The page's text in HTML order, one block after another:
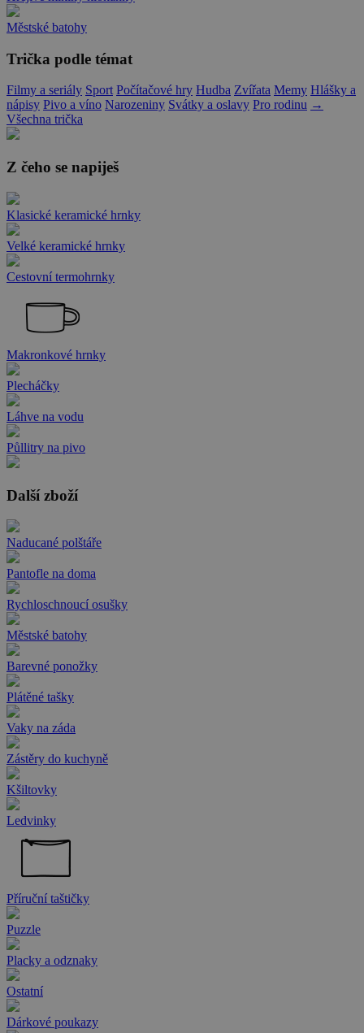
Městské batohy
Trička podle témat
Filmy a seriály Sport Počítačové hry Hudba Zvířata Memy Hlášky a
nápisy Pivo a víno Narozeniny Svátky a oslavy Pro rodinu →
Všechna trička
Z čeho se napiješ
Klasické keramické hrnky
Velké keramické hrnky
Cestovní termohrnky
Makronkové hrnky
Plecháčky
Láhve na vodu
Půllitry na pivo
Další zboží
Naducané polštáře
Pantofle na doma
Rychloschnoucí osušky
Městské batohy
Barevné ponožky
Plátěné tašky
Vaky na záda
Zástěry do kuchyně
Kšiltovky
Ledvinky
Příruční taštičky
Puzzle
Placky a odznaky
Ostatní
Dárkové poukazy